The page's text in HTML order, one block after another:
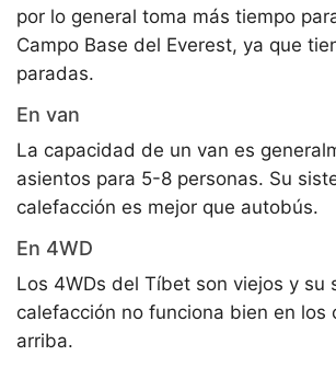
por lo general toma más tiempo
Campo Base del Everest, ya que
paradas.
En van
La capacidad de un van es
asientos para 5-8 personas. Su
calefacción es mejor que autobús.
En 4WD
Los 4WDs del Tíbet son viejos y su
calefacción no funciona bien en los
arriba.